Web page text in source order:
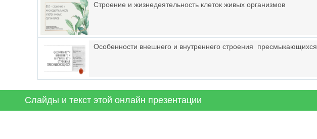
Строение и жизнедеятельность клеток живых организмов
Особенности внешнего и внутреннего строения пресмыкающихся
Слайды и текст этой онлайн презентации